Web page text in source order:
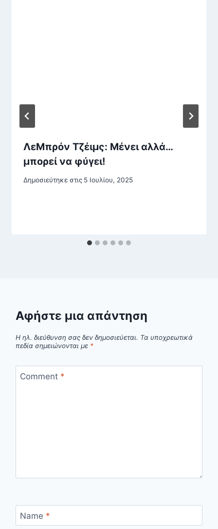
ΛεΜπρόν Τζέιμς: Μένει αλλά…
μπορεί να φύγει!
Δημοσιεύτηκε στις 5 Ιουλίου, 2025
Αφήστε μια απάντηση
Η ηλ. διεύθυνση σας δεν δημοσιεύεται. Τα υποχρεωτικά
πεδία σημειώνονται με *
Comment *
Name *